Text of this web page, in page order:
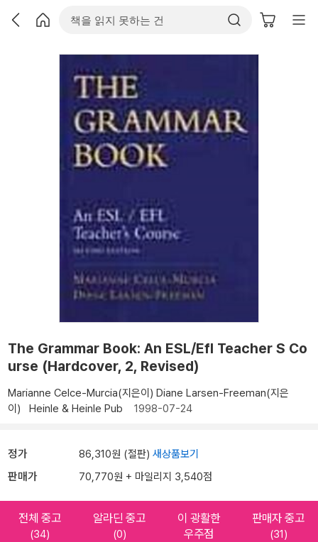
The Grammar Book: An ESL/Efl Teacher S Co
urse (Hardcover, 2, Revised)
Marianne Celce-Murcia(지은이) Diane Larsen-Freeman(지은
이)
Heinle & Heinle Pub 1998-07-24
정가 86,310원 (절판) 새상품보기
판매가 70,770원 + 마일리지 3,540점
전체 중고
(34)
알라딘 중고
(0)
이 광활한
우주점
판매자 중고
(31)